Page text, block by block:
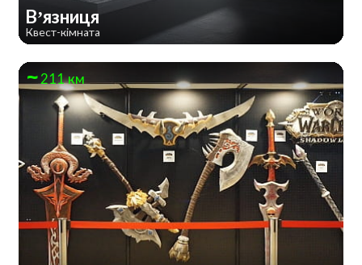
В’язниця
Квест-кімната
211 км